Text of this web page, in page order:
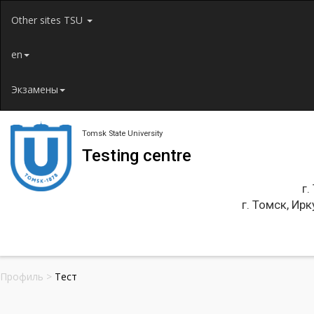
Other sites TSU
en
Экзамены
Tomsk State University
Testing centre
г. Томск,
Профиль > Тест